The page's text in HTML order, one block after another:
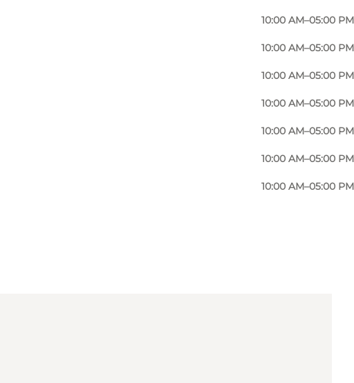
10:00 AM–05:00 PM
10:00 AM–05:00 PM
10:00 AM–05:00 PM
10:00 AM–05:00 PM
10:00 AM–05:00 PM
10:00 AM–05:00 PM
10:00 AM–05:00 PM